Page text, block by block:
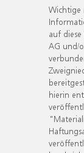
Wichtige
auf
AG und/
hierin